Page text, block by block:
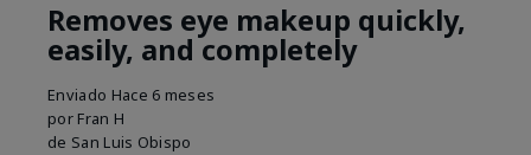
Removes eye makeup quickly,
easily, and completely
Enviado Hace 6 meses
por Fran H
de San Luis Obispo